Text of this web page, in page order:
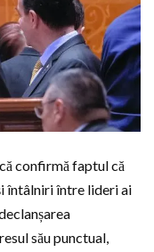
confirmă faptul că
întâlniri între lideri ai
său punctual,